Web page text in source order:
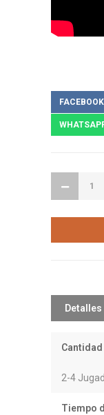
FACEBOOK
Detalles
2-4
Tiempo